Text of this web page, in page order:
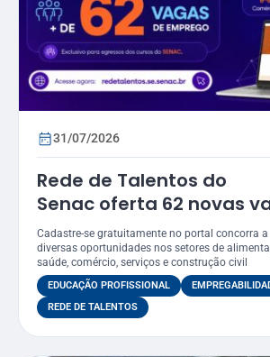
31/07/2026
Rede de Talentos do
Senac oferta 62 novas
emprego em Sergipe
Cadastre-se gratuitamente no portal concorra a
diversas oportunidades nos setores de
saúde, comércio, serviços e construção civil
EDUCAÇÃO PROFISSIONAL
REDE DE TALENTOS